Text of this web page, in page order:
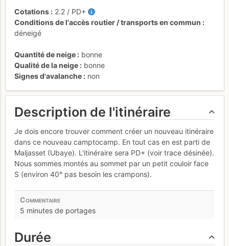
Cotations 2.2 / PD+
Conditions de l'accès routier / transports en commun
déneigé
Quantité de neige
bonne
Qualité de la neige
bonne
Signes d'avalanche
non
Description de l'itinéraire
Je dois encore trouver comment créer un nouveau itinéraire
dans ce nouveau camptocamp. En tout cas en est parti de
Maljasset (Ubaye). L'itinéraire sera PD+ (voir trace désinée).
Nous sommes montés au sommet par un petit couloir face
S (environ 40° pas besoin les crampons).
5 minutes de portages
Durée